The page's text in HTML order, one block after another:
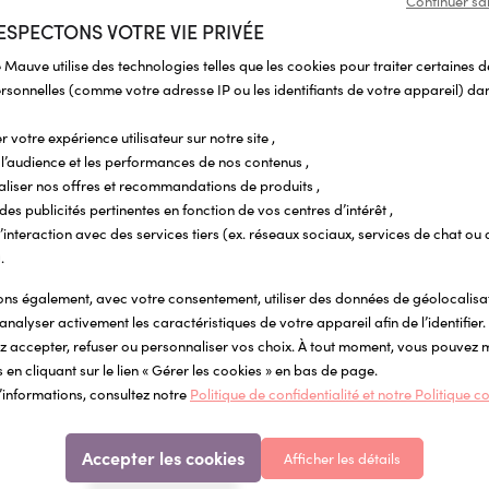
Pour compléter
SUR LA QUANTITÉ
vêtement personnalisées
REMISE SUR LA QUANTITÉ
REMISE SUR LA QUANTITÉ
REMISE SUR LA QUANTITÉ
REMISE SUR LA QUANTITÉ
REMISE SUR LA QUANTITÉ
REMISE SUR LA QUANTITÉ
REMISE SUR LA QUANTITÉ
Étiquettes objets personnalisées Pop
fournitures scolaires
0,34 €
VOTRE VIE PRIVÉE
Mauve utilise des technologies telles que les cookies pour traiter certaines
(comme votre adresse IP ou les identifiants de votre appareil)
votre expérience utilisateur sur notre site ,
et les performances de nos contenus ,
nos offres et recommandations de produits ,
publicités pertinentes en fonction de vos centres d’intérêt ,
avec des services tiers (ex. réseaux sociaux, services de chat ou
également, avec votre consentement, utiliser des données de
activement les caractéristiques de votre appareil afin de l’identifier.
accepter, refuser ou personnaliser vos choix. À tout moment, vous pouvez
en cliquant sur le lien « Gérer les cookies » en bas de page.
consultez notre Politique de confidentialité et notre Politique
Accepter les cookies Afficher les détails